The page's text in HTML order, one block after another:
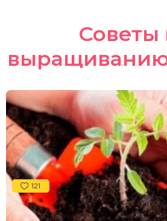
Советы
выращиванию
121